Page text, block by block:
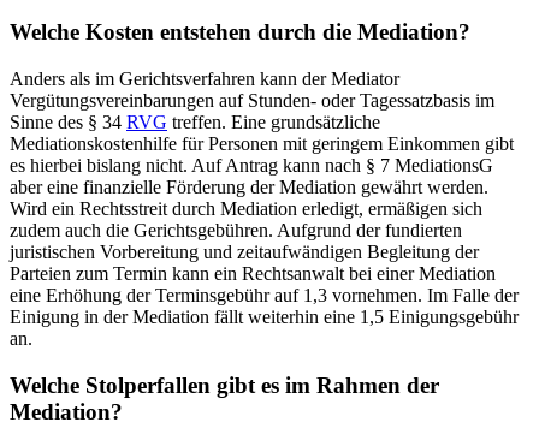
Welche Kosten entstehen durch die Mediation?
Anders als im Gerichtsverfahren kann der Mediator
Vergütungsvereinbarungen auf Stunden- oder Tagessatzbasis im
Sinne des § 34 RVG treffen. Eine grundsätzliche
Mediationskostenhilfe für Personen mit geringem Einkommen gibt
es hierbei bislang nicht. Auf Antrag kann nach § 7 MediationsG
aber eine finanzielle Förderung der Mediation gewährt werden.
Wird ein Rechtsstreit durch Mediation erledigt, ermäßigen sich
zudem auch die Gerichtsgebühren. Aufgrund der fundierten
juristischen Vorbereitung und zeitaufwändigen Begleitung der
Parteien zum Termin kann ein Rechtsanwalt bei einer Mediation
eine Erhöhung der Terminsgebühr auf 1,3 vornehmen. Im Falle der
Einigung in der Mediation fällt weiterhin eine 1,5 Einigungsgebühr
an.
Welche Stolperfallen gibt es im Rahmen der
Mediation?